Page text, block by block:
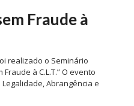
Fraude à
realizado o Seminário
à C.L.T.” O evento
Abrangência e